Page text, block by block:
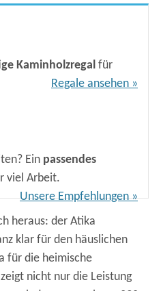
Kaminholzregal für
Regale ansehen »
Ein passendes
viel Arbeit.
Unsere Empfehlungen »
heraus: der Atika
klar für den häuslichen
für die heimische
nicht nur die Leistung